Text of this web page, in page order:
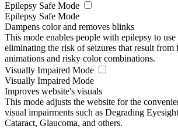
Epilepsy Safe Mode
Epilepsy Safe Mode
Dampens color and removes blinks
This mode enables people with epilepsy to
eliminating the risk of seizures that result
animations and risky color combinations.
Visually Impaired Mode
Visually Impaired Mode
Improves website's visuals
This mode adjusts the website for the
visual impairments such as Degrading
Cataract, Glaucoma, and others.